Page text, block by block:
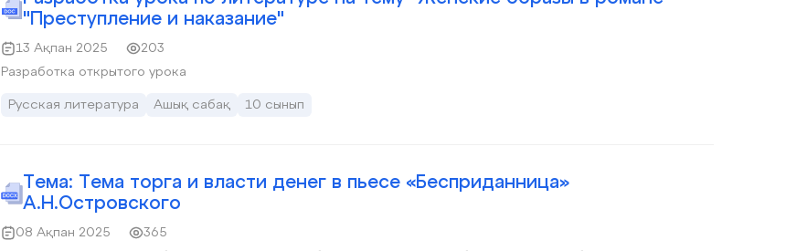
"Преступление и наказание"
13 Ақпан 2025
203
Разработка открытого урока
Русская литература Ашық сабақ 10 сынып
Тема: Тема торга и власти денег в пьесе «Бесприданница»
А.Н.Островского
08 Ақпан 2025
365